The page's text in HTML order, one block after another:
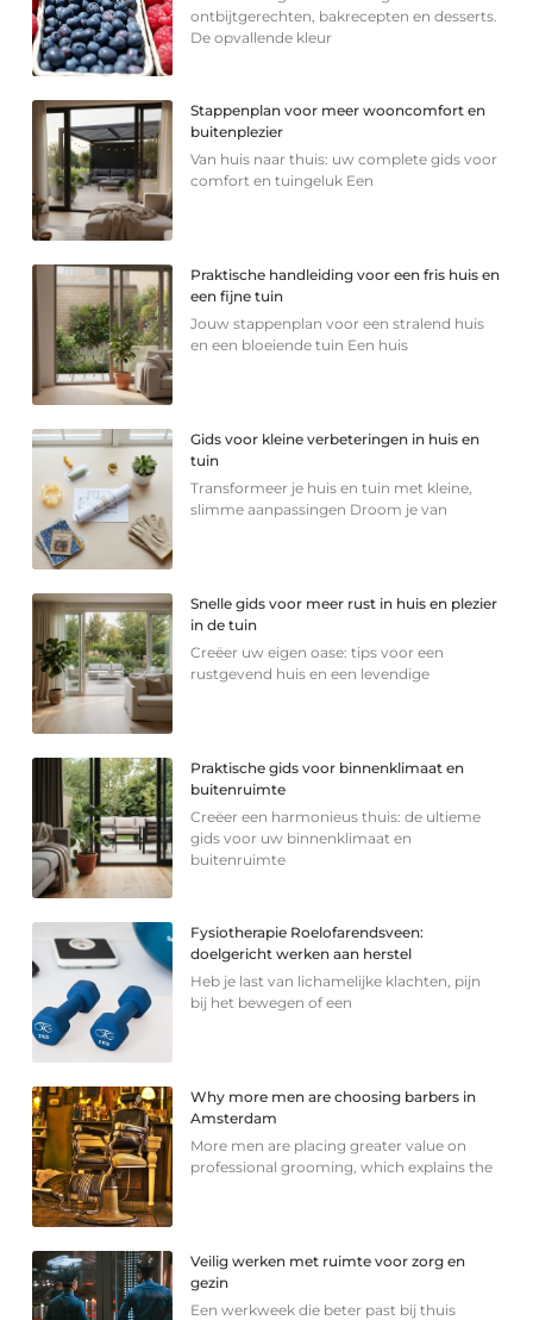
ontbijtgerechten, bakrecepten en desserts.
De opvallende kleur
Stappenplan voor meer wooncomfort en
buitenplezier
Van huis naar thuis: uw complete gids voor
comfort en tuingeluk Een
Praktische handleiding voor een fris huis en
een fijne tuin
Jouw stappenplan voor een stralend huis
en een bloeiende tuin Een huis
Gids voor kleine verbeteringen in huis en
tuin
Transformeer je huis en tuin met kleine,
slimme aanpassingen Droom je van
Snelle gids voor meer rust in huis en plezier
in de tuin
Creëer uw eigen oase: tips voor een
rustgevend huis en een levendige
Praktische gids voor binnenklimaat en
buitenruimte
Creëer een harmonieus thuis: de ultieme
gids voor uw binnenklimaat en
buitenruimte
Fysiotherapie Roelofarendsveen:
doelgericht werken aan herstel
Heb je last van lichamelijke klachten, pijn
bij het bewegen of een
Why more men are choosing barbers in
Amsterdam
More men are placing greater value on
professional grooming, which explains the
Veilig werken met ruimte voor zorg en
gezin
Een werkweek die beter past bij thuis